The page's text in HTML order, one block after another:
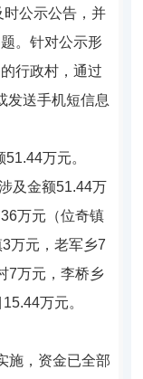
公示公告，并
。针对公示形
行政村，通过
发送手机短信息
万元。
及金额51.44万
万元（位奇镇
万元，老军乡7
7万元，李桥乡
万元。
施，资金已全部